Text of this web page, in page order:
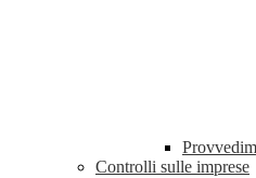
Controlli sulle imprese